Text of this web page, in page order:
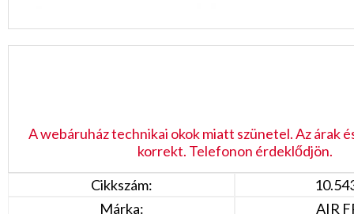
A webáruház technikai okok miatt szünetel. Az árak
korrekt. Telefonon érdeklődjön.
Cikkszám:
Márka:
AIR